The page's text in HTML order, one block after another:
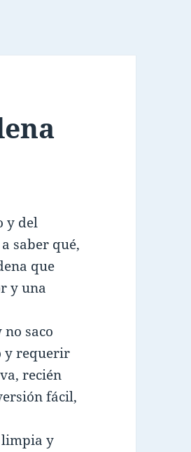
y del
saber qué,
que
y una
saco
y requerir
recién
fácil,
limpia y